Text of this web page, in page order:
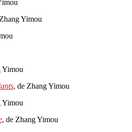
Yimou
Yimou
, de Zhang Yimou
Yimou
, de Zhang Yimou